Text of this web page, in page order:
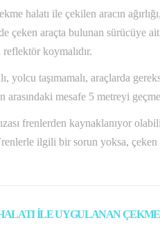
halatı ile çekilen aracın
çeken araçta bulunan sürücüye
reflektör koymalıdır.
yolcu taşımamalı, araçlarda
arasındaki mesafe 5 metreyi
frenlerden kaynaklanıyor
ilgili bir sorun yoksa, çeken
İLE UYGULANAN